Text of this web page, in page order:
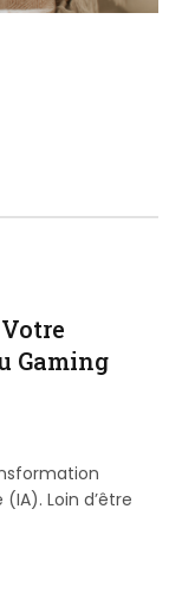
Gaming
Loin d’être